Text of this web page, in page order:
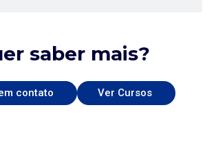
saber mais?
contato Ver Cursos